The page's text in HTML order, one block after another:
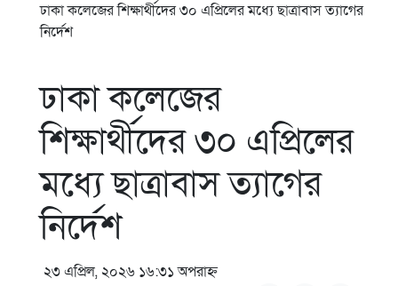
ঢাকা কলেজের শিক্ষার্থীদের ৩০ এপ্রিলের মধ্যে ছাত্রাবাস ত্যাগের
নির্দেশ
ঢাকা কলেজের
শিক্ষার্থীদের ৩০ এপ্রিলের
মধ্যে ছাত্রাবাস ত্যাগের
নির্দেশ
২৩ এপ্রিল, ২০২৬ ১৬:৩১ অপরাহ্ন